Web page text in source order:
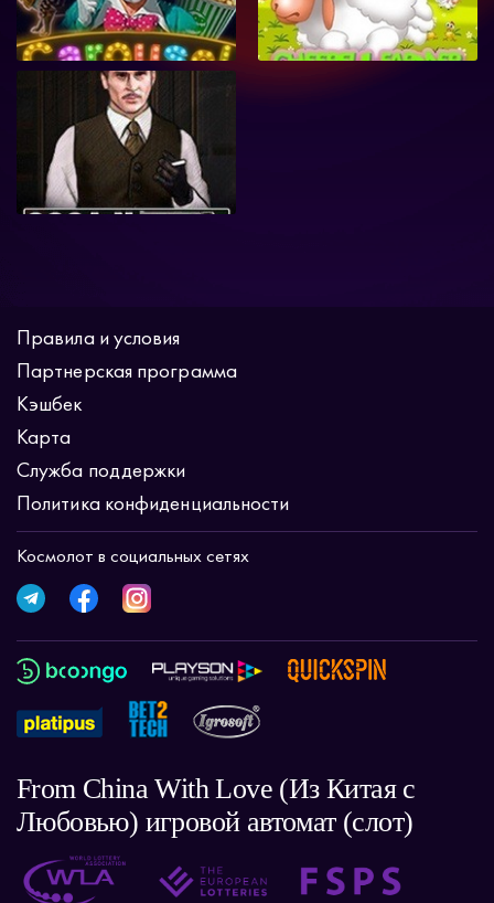
Правила и условия
Партнерская программа
Кэшбек
Карта
Служба поддержки
Политика конфиденциальности
Космолот в социальных сетях
From China With Love (Из Китая с
Любовью) игровой автомат (слот)